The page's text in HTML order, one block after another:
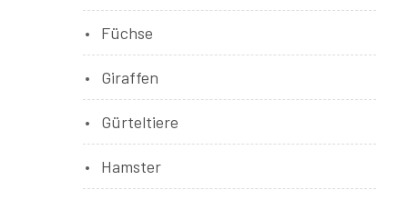
Füchse
Giraffen
Gürteltiere
Hamster